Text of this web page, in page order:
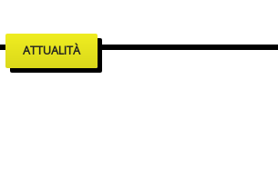
ATTUALITÀ